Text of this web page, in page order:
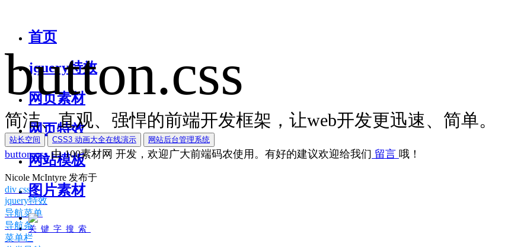
首页
jquery特效
网页素材
网页特效
网站模板
图片素材
关键字搜索
button.css
简洁、直观、强悍的前端开发框架，让web开发更迅速、简单。
站长空间 CSS3 动画大全在线演示 网站后台管理系统
button.css由100素材网 开发，欢迎广大前端码农使用。有好的建议欢迎给我们 留言 哦！
Nicole McIntyre 发布于
div css
jquery特效
导航菜单
导航条
菜单栏